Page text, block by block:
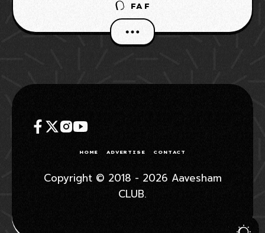
എന്നാൽ നെറ്റ്ഫ്ലിക്സ് ഡീൽ വന്നതോട് കൂടി
സോണി സ്പോർട്സ് ഇക്കഴിഞ്ഞ ഏപ്രിൽ
മുതൽ ഡബ്ല്യൂഡബ്ല്യൂയുമായുള്ള ബന്ധം
FAF
HOME ADVERTISE CONTACT
Copyright © 2018 - 2026 Aavesham
CLUB.